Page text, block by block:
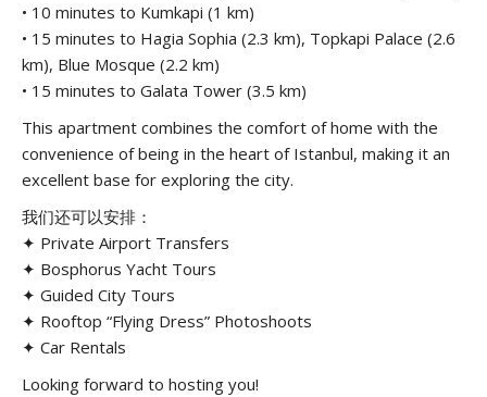
• 10 minutes to Kumkapi (1 km)
• 15 minutes to Hagia Sophia (2.3 km), Topkapi Palace (2.6
km), Blue Mosque (2.2 km)
• 15 minutes to Galata Tower (3.5 km)
This apartment combines the comfort of home with the
convenience of being in the heart of Istanbul, making it an
excellent base for exploring the city.
我们还可以安排：
✦ Private Airport Transfers
✦ Bosphorus Yacht Tours
✦ Guided City Tours
✦ Rooftop “Flying Dress” Photoshoots
✦ Car Rentals
Looking forward to hosting you!